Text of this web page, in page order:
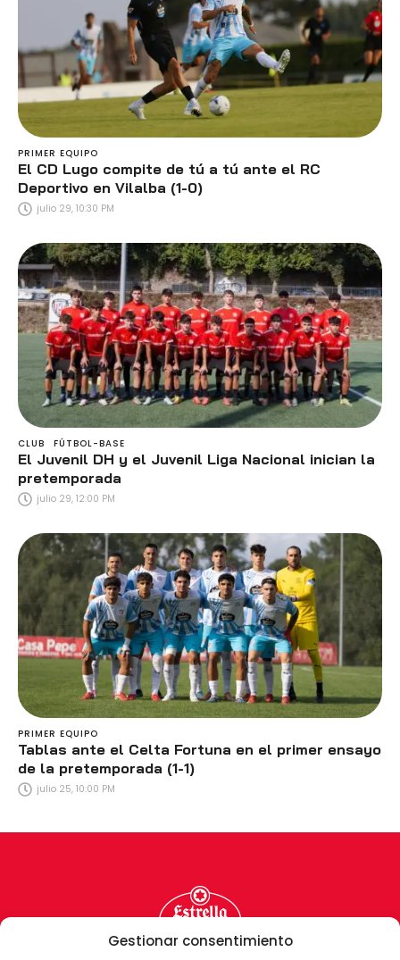
Gestionar consentimiento
PRIMER EQUIPO
El CD Lugo compite de tú a tú ante el RC
Deportivo en Vilalba (1-0)
julio 29, 10:30 PM
CLUB FÚTBOL-BASE
El Juvenil DH y el Juvenil Liga Nacional inician la
pretemporada
julio 29, 12:00 PM
PRIMER EQUIPO
Tablas ante el Celta Fortuna en el primer ensayo
de la pretemporada (1-1)
julio 25, 10:00 PM